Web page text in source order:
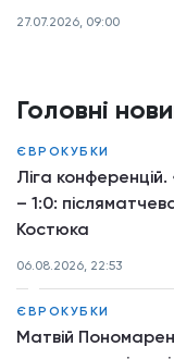
Головні
ЄВРОКУБКИ
Ліга
– 1:0:
Костюка
06.08.2026, 22:53
ЄВРОКУБКИ
Матвій
27.07.2026, 09:00